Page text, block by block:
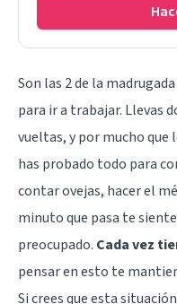
Son las 2 de la
para ir a trabajar. Llevas
vueltas, y por mucho
has probado todo para
contar ovejas, hacer el
minuto que pasa te
preocupado. Cada vez
pensar en esto te
Si crees que esta